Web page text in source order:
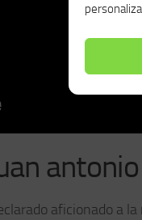
aficionado a